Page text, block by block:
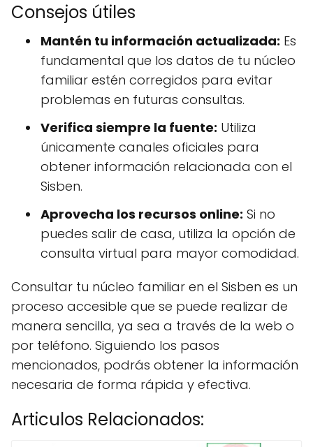
Consejos útiles
Mantén tu información actualizada: Es
fundamental que los datos de tu núcleo
familiar estén corregidos para evitar
problemas en futuras consultas.
Verifica siempre la fuente: Utiliza
únicamente canales oficiales para
obtener información relacionada con el
Sisben.
Aprovecha los recursos online: Si no
puedes salir de casa, utiliza la opción de
consulta virtual para mayor comodidad.
Consultar tu núcleo familiar en el Sisben es un
proceso accesible que se puede realizar de
manera sencilla, ya sea a través de la web o
por teléfono. Siguiendo los pasos
mencionados, podrás obtener la información
necesaria de forma rápida y efectiva.
Articulos Relacionados: